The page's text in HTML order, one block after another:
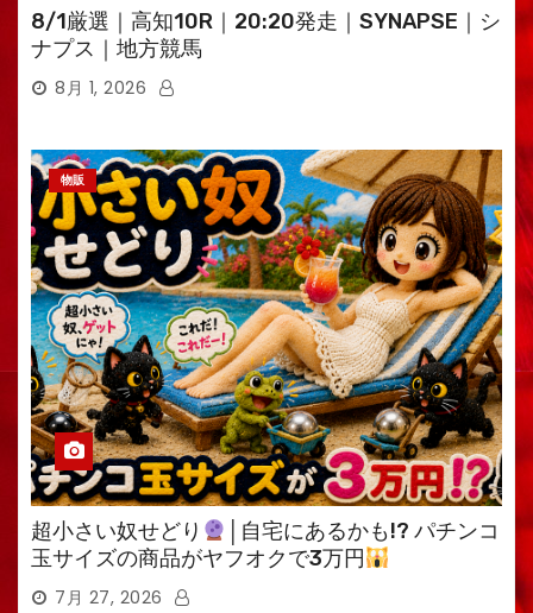
8/1厳選｜高知10R｜20:20発走｜SYNAPSE｜シ
ナプス｜地方競馬
8月 1, 2026
物販
超小さい奴せどり
│自宅にあるかも!? パチンコ
玉サイズの商品がヤフオクで3万円
7月 27, 2026